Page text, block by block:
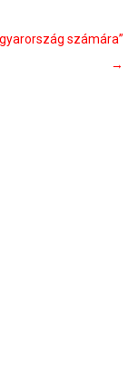
számára”
→